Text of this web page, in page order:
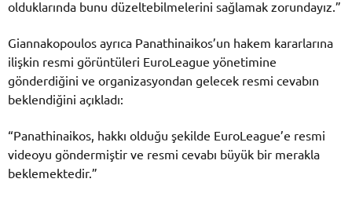
olduklarında bunu düzeltebilmelerini sağlamak zorundayız.”
Giannakopoulos ayrıca Panathinaikos’un hakem kararlarına
ilişkin resmi görüntüleri EuroLeague yönetimine
gönderdiğini ve organizasyondan gelecek resmi cevabın
beklendiğini açıkladı:
“Panathinaikos, hakkı olduğu şekilde EuroLeague’e resmi
videoyu göndermiştir ve resmi cevabı büyük bir merakla
beklemektedir.”